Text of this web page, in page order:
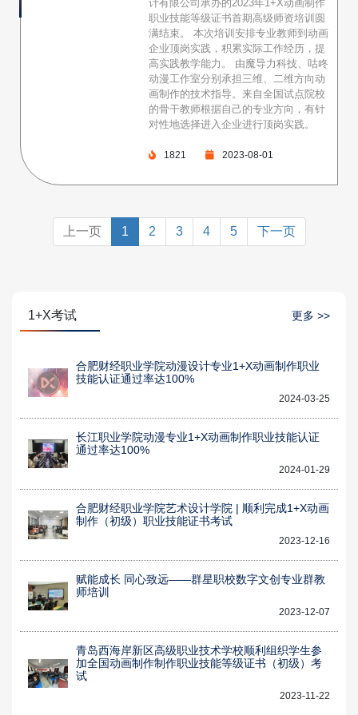
计有限公司承办的2023年1+X动画制作
职业技能等级证书首期高级师资培训圆
满结束。 本次培训安排专业教师到动画
企业顶岗实践，积累实际工作经历，提
高实践教学能力。 由魔导力科技、咕咚
动漫工作室分别承担三维、二维方向动
画制作的技术指导。来自全国试点院校
的骨干教师根据自己的专业方向，有针
对性地选择进入企业进行顶岗实践。
1821 2023-08-01
上一页 1 2 3 4 5 下一页
1+X考试 更多 >>
合肥财经职业学院动漫设计专业1+X动画制作职业
技能认证通过率达100%
2024-03-25
长江职业学院动漫专业1+X动画制作职业技能认证
通过率达100%
2024-01-29
合肥财经职业学院艺术设计学院 | 顺利完成1+X动画
制作（初级）职业技能证书考试
2023-12-16
赋能成长 同心致远——群星职校数字文创专业群教
师培训
2023-12-07
青岛西海岸新区高级职业技术学校顺利组织学生参
加全国动画制作制作职业技能等级证书（初级）考
试
2023-11-22